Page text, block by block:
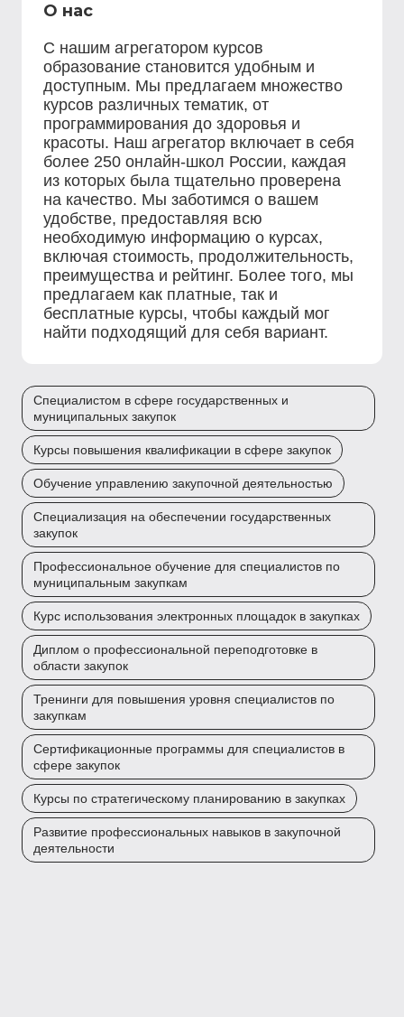
О нас
С нашим агрегатором курсов
образование становится удобным и
доступным. Мы предлагаем множество
курсов различных тематик, от
программирования до здоровья и
красоты. Наш агрегатор включает в себя
более 250 онлайн-школ России, каждая
из которых была тщательно проверена
на качество. Мы заботимся о вашем
удобстве, предоставляя всю
необходимую информацию о курсах,
включая стоимость, продолжительность,
преимущества и рейтинг. Более того, мы
предлагаем как платные, так и
бесплатные курсы, чтобы каждый мог
найти подходящий для себя вариант.
Специалистом в сфере государственных и
муниципальных закупок
Курсы повышения квалификации в сфере закупок
Обучение управлению закупочной деятельностью
Специализация на обеспечении государственных
закупок
Профессиональное обучение для специалистов по
муниципальным закупкам
Курс использования электронных площадок в закупках
Диплом о профессиональной переподготовке в
области закупок
Тренинги для повышения уровня специалистов по
закупкам
Сертификационные программы для специалистов в
сфере закупок
Курсы по стратегическому планированию в закупках
Развитие профессиональных навыков в закупочной
деятельности